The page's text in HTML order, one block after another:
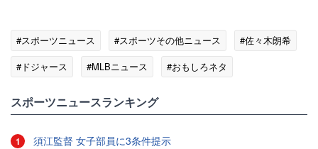
#スポーツニュース #スポーツその他ニュース
#佐々木朗希
#ドジャース
#MLBニュース #おもしろネタ
スポーツニュースランキング
1 須江監督 女子部員に3条件提示